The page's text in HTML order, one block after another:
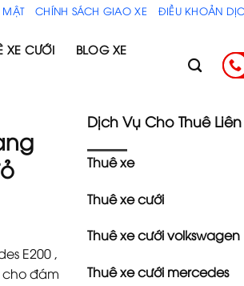
CHÍNH SÁCH GIAO XE ĐIỀU KHOẢN
XE CƯỚI BLOG XE
E200 ,
cho đám
Dịch Vụ Cho Thuê
Thuê xe
Thuê xe cưới
Thuê xe cưới volkswagen
Thuê xe cưới mercedes